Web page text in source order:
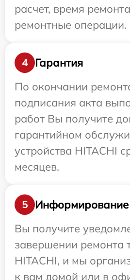
расчет, время
ремонтные операции.
4
Гарантия
По окончании
подписания акта
работ Вы получите
гарантийном
устройства HITACHI
месяцев.
5
Информирование
Вы получите
завершении ремонта
HITACHI, и мы
к вам домой или в